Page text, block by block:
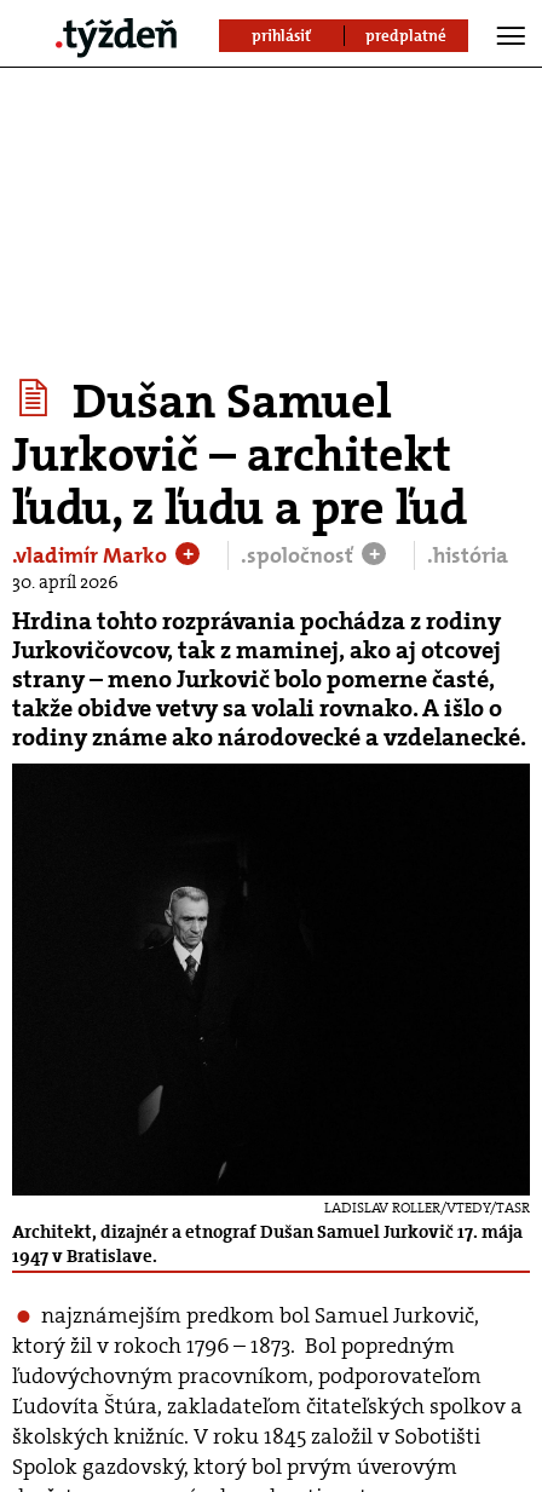
prihlásiť predplatné
Dušan Samuel
Jurkovič – architekt
ľudu, z ľudu a pre ľud
.vladimír Marko + .spoločnosť + .história
30. apríl 2026
Hrdina tohto rozprávania pochádza z rodiny
Jurkovičovcov, tak z maminej, ako aj otcovej
strany – meno Jurkovič bolo pomerne časté,
takže obidve vetvy sa volali rovnako. A išlo o
rodiny známe ako národovecké a vzdelanecké.
LADISLAV ROLLER/VTEDY/TASR
Architekt, dizajnér a etnograf Dušan Samuel Jurkovič 17. mája
1947 v Bratislave.
najznámejším predkom bol Samuel Jurkovič,
ktorý žil v rokoch 1796 – 1873. Bol popredným
ľudovýchovným pracovníkom, podporovateľom
Ľudovíta Štúra, zakladateľom čitateľských spolkov a
školských knižníc. V roku 1845 založil v Sobotišti
Spolok gazdovský, ktorý bol prvým úverovým